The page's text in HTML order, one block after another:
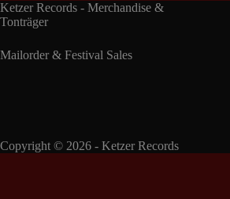
Ketzer Records - Merchandise &
Tonträger
Mailorder & Festival Sales
Copyright © 2026 - Ketzer Records